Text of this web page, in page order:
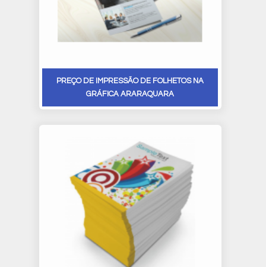
PREÇO DE IMPRESSÃO DE FOLHETOS NA
GRÁFICA ARARAQUARA